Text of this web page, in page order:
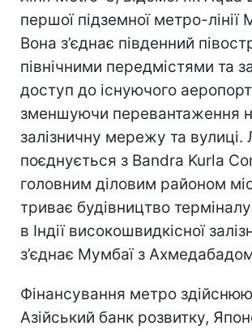
першої підземної метро-лінії
Вона з’єднає південний
північними передмістями та
доступ до існуючого
зменшуючи перевантаження
залізничну мережу та вулиці.
поєднується з Bandra Kurla
головним діловим районом
триває будівництво
в Індії високошвидкісної
з’єднає Мумбаї з
Фінансування метро
Азійський банк розвитку,